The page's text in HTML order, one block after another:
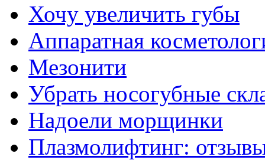
Хочу увеличить губы
Аппаратная
Мезонити
Убрать носогубные
Надоели морщинки
Плазмолифтинг: